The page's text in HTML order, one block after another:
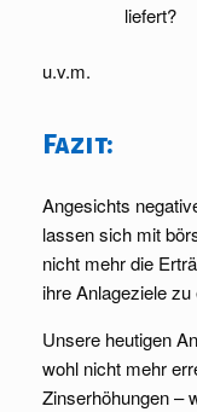
liefert?
u.v.m.
Fazit:
Angesichts
lassen sich mit
nicht mehr die
ihre Anlageziele zu
Unsere heutigen
wohl nicht mehr
Zinserhöhungen –